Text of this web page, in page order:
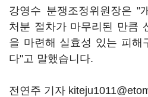
강영수 분쟁조정위원장은 "
처분 절차가 마무리된 만큼
을 마련해 실효성 있는 피해
다"고 말했습니다.
전연주 기자